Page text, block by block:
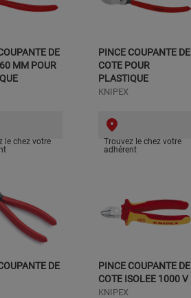
DE
MM POUR
le chez votre
PINCE COUPANTE DE
COTE POUR
PLASTIQUE
KNIPEX
Trouvez le chez votre
adhérent
DE
PINCE COUPANTE DE
COTE ISOLEE 1000 V
KNIPEX